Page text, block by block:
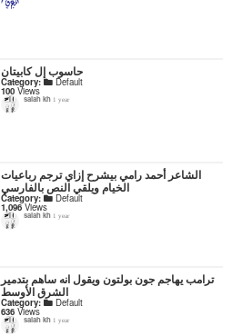
حاسوب إل كابيتان
Category: Default
100 Views
salah kh 1 year
‏الشاعر أحمد رامي بيشرح إزاي ترجم رباعيات
الخيام ويلقي النص بالفارسي
Category: Default
1,096Views
salah kh 1 year
ترامب يهاجم جون بولتون ويقول انه ساهم بتدمير
الشرق الأوسط
Category: Default
636 Views
salah kh 1 year